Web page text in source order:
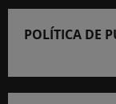
POLÍTICA DE